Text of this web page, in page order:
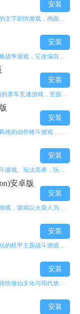
莫比乌斯之环是一款极具二次元风格的文字剧情游戏，画面达到动画级别的视觉效果，玩家将帮助游戏中的二次元少女达成心愿，感兴趣的玩家不妨来体验一下这款游戏！
安装
异形病栋冷狐版是一款相当出色的策略战争游戏，它改编自同名电影。玩家会进入一座遍布未知与恐惧的废弃病楼，探寻里面的秘密，揭开潜藏在黑暗里的真相。在游戏过程中，玩家要收集线索和道具，破解各种谜团，还要躲避或者对抗怪物。这款游戏支持中文字幕，能带来沉浸式的恐怖体验，很适合喜爱恐怖解谜的玩家。
安装
暴力飞车MOD菜单是一款刺激感拉满的赛车竞速游戏，里面有海量顶级超跑等着玩家去解锁和驾驶。游戏还加入了充满悬念的隐藏宝箱系统，打开宝箱能获得稀有道具、性能强化组件和特殊奖励，这些都能大大提高通关效率和竞技优势，玩起来紧张又爽快，沉浸感特别强。
安装
《超级格斗士天地》是一款卡通动漫风格的动作格斗游戏，能瞬间点燃你的格斗激情，让你迅速热血沸腾。游戏里有海绵宝宝、超能小子、幻影丹尼等众多热门角色可供挑选，趣味性拉满，玩起来容易上瘾，绝对是打发无聊时光的绝佳选择。对这款游戏感兴趣的朋友，欢迎来天尚站体验~
安装
终极格斗锦标赛是一款精彩的动作格斗游戏。玩法简单，玩家只需滑动手势，就能施展出华丽的史诗动作与超级连招。不断提升、升级你的战斗技能吧！欢迎前来体验！在原有基础上，操作体验进行了一定优化，玩家操作将更加简洁流畅，还能为角色添加特殊能力与招式。喜欢这类游戏的玩家可千万别错过！
安装
安卓版
功夫大亨是一款非常有趣的动作格斗游戏，游戏以火柴人为角色形象，不同职业的角色都拥有独特的特殊效果。玩家可以选择自己喜爱的角色挑战关卡，在关卡中通过施展连续特技来消灭怪物。游戏有着精彩的战斗方式和炫酷的特效，喜欢这类游戏的玩家快来体验功夫大亨吧！
安装
机甲斗兽场更新版是一款超级自由好玩的机甲主题战斗游戏。里面的一些道具都是免费的。不需要太多高超的技巧，就用手指点一下，就能打发闲暇无聊的时间。这个绝对会是一个非常不错的选择。而且每个机甲都会有自己对应的技能，能展现更多的过关技巧，其中会出现更多不同的怪物。多了解一下你根据怪物的变化调整的过关技能吧！
安装
《小白修炼计划无广告》是一款结合传统修仙文化与现代放置玩法的多维度角色扮演游戏。游戏以东方修仙世界为背景，玩家将化身一名修仙者，从初入仙途的懵懂小白，一步步成长为能掌控乾坤的修仙大能。游戏构建了一个动态变化的开放修真世界，玩家可以通过策略选择修炼方向、探索随机秘境、参与宗门争斗等方式，重新塑造仙界的秩序。游戏采用挂机修仙的玩法，玩家不需要持续在线操作，角色会自动挑战副本、收集材料、获取灵力、经验和各类资源。
安装
安装